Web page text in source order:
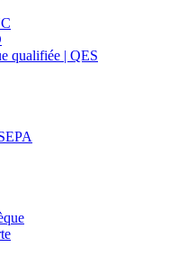
qualifiée | QES